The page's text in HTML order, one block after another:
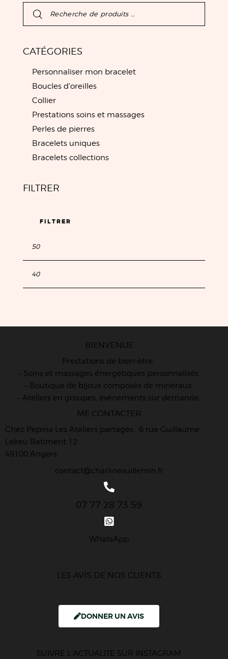
CATÉGORIES
Personnaliser mon bracelet
Boucles d'oreilles
Collier
Prestations soins et massages
Perles de pierres
Bracelets uniques
Bracelets collections
FILTRER
FILTRER
BIENVENUE
Prestations de bien-être:
– Soins et massages énergétiques personnalisés.
– Boutique de bijoux composés de minéraux.
– Ateliers en groupes, événements sur demande.
ME CONTACTER
Chez Pepina Les Ateliers partagés, 6 rue Guillaume
Lekeu Batiment 12
49100 Angers
contact@charlinevuillemin.fr
07 77 28 73 59
WhatsApp
LES AVIS DE NOS CLIENTS
DONNER UN AVIS
SUIVRE L’ACTUALITE SUR INSTAGRAM